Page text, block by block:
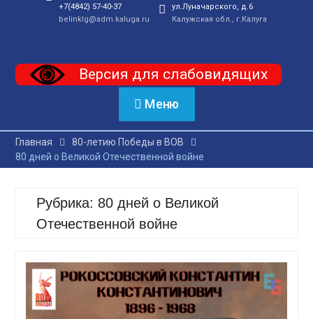
+7(4842) 57-40-37
belinklg@adm.kaluga.ru
ул.Луначарского, д.6
Калужская обл., г.Калуга
Версия для слабовидящих
Меню
Главная
80-летию Победы в ВОВ
80 дней о Великой Отечественной войне
Рубрика: 80 дней о Великой
Отечественной войне